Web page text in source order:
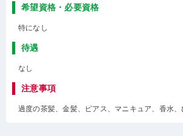
希望資格・必要資格
特になし
待遇
なし
注意事項
過度の茶髪、金髪、ピアス、マニキュア、香水、